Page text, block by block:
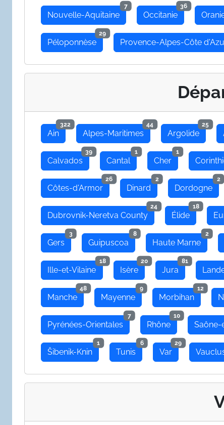
Nouvelle-Aquitaine
7
Occitanie
36
Péloponnèse
29
Provence-Alpes-Côte
Ain
322
Alpes-Maritimes
44
Argolide
25
Calvados
39
Cantal
1
Cher
1
Côtes-d'Armor
26
Dinard
2
Dordogne
2
Dubrovnik-Neretva County
24
Élide
18
Gers
3
Guipuscoa
8
Haute Marne
2
Ille-et-Vilaine
18
Isère
20
Jura
81
Manche
48
Mayenne
9
Morbihan
12
Pyrénées-Orientales
7
Rhône
10
Saône-
Šibenik-Knin
1
Tunis
6
Var
29